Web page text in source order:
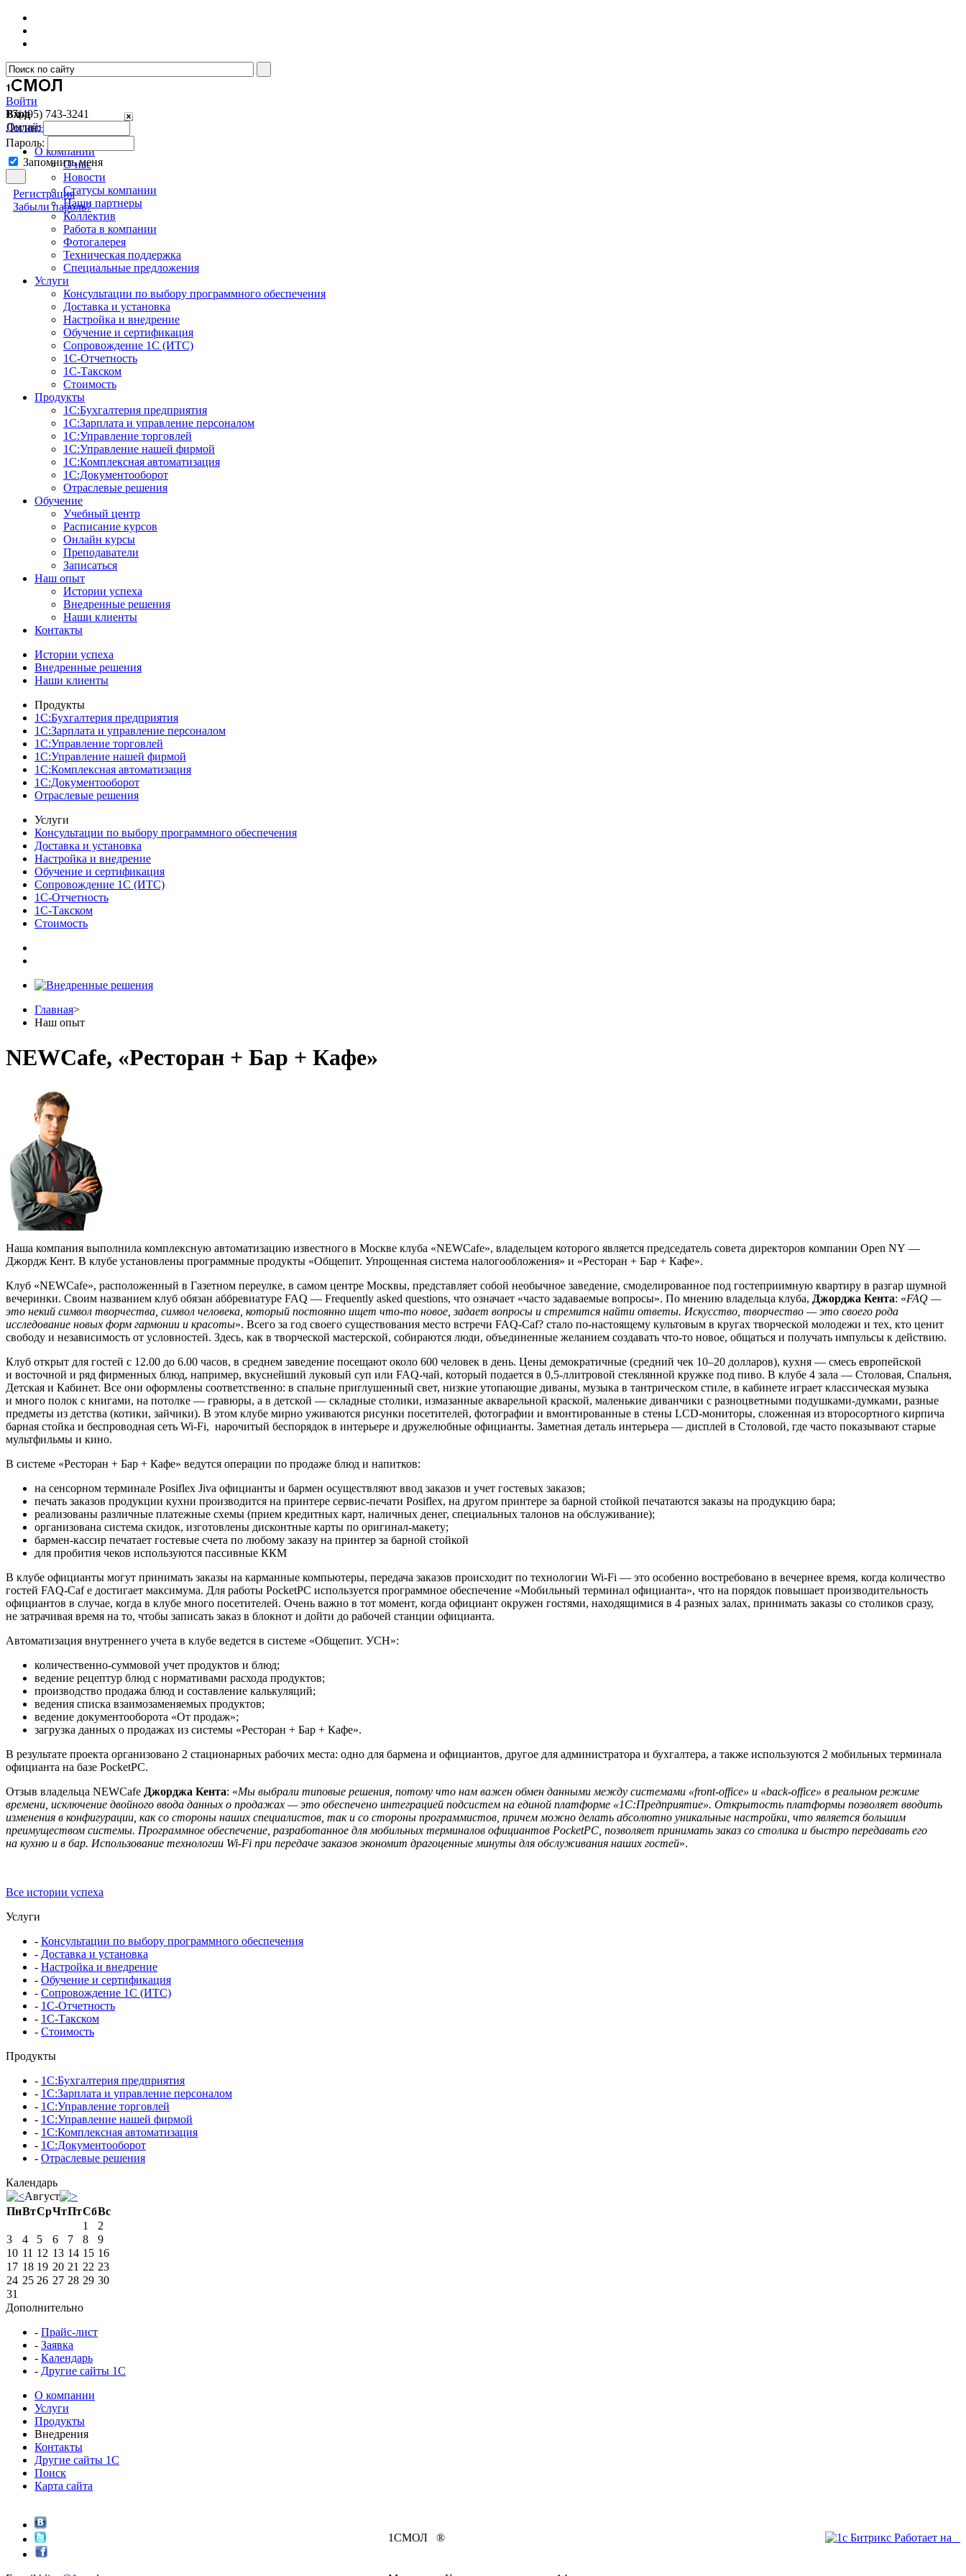
Войти
Вход
Логин:
Пароль:
Запомнить меня
Регистрация
Забыли пароль?
+7(495) 743-3241
Онлайн консультант
О компании
О нас
Новости
Cтатусы компании
Наши партнеры
Коллектив
Работа в компании
Фотогалерея
Техническая поддержка
Специальные предложения
Услуги
Консультации по выбору программного обеспечения
Доставка и установка
Настройка и внедрение
Обучение и сертификация
Сопровождение 1С (ИТС)
1С-Отчетность
1С-Такском
Стоимость
Продукты
1С:Бухгалтерия предприятия
1С:Зарплата и управление персоналом
1С:Управление торговлей
1С:Управление нашей фирмой
1С:Комплексная автоматизация
1С:Документооборот
Отраслевые решения
Обучение
Учебный центр
Расписание курсов
Онлайн курсы
Преподаватели
Записаться
Наш опыт
Истории успеха
Внедренные решения
Наши клиенты
Контакты
Истории успеха
Внедренные решения
Наши клиенты
Продукты
1С:Бухгалтерия предприятия
1С:Зарплата и управление персоналом
1С:Управление торговлей
1С:Управление нашей фирмой
1С:Комплексная автоматизация
1С:Документооборот
Отраслевые решения
Услуги
Консультации по выбору программного обеспечения
Доставка и установка
Настройка и внедрение
Обучение и сертификация
Сопровождение 1С (ИТС)
1С-Отчетность
1С-Такском
Стоимость
Главная>
Наш опыт
NEWCafe, «Ресторан + Бар + Кафе»
Наша компания выполнила комплексную автоматизацию известного в Москве клуба «NEWCafe», владельцем которого является председатель совета директоров компании Open NY —
Джордж Кент. В клубе установлены программные продукты «Общепит. Упрощенная система налогообложения» и «Ресторан + Бар + Кафе».
Клуб «NEWCafe», расположенный в Газетном переулке, в самом центре Москвы, представляет собой необычное заведение, смоделированное под гостеприимную квартиру в разгар шумной
вечеринки. Своим названием клуб обязан аббревиатуре FAQ — Frequently asked questions, что означает «часто задаваемые вопросы». По мнению владельца клуба, Джорджа Кента: «FAQ —
это некий символ творчества, символ человека, который постоянно ищет что-то новое, задает вопросы и стремится найти ответы. Искусство, творчество — это своего рода
исследование новых форм гармонии и красоты». Всего за год своего существования место встречи FAQ-Caf? стало по-настоящему культовым в кругах творческой молодежи и тех, кто ценит
свободу и независимость от условностей. Здесь, как в творческой мастерской, собираются люди, объединенные желанием создавать что-то новое, общаться и получать импульсы к действию.
Клуб открыт для гостей с 12.00 до 6.00 часов, в среднем заведение посещают около 600 человек в день. Цены демократичные (средний чек 10–20 долларов), кухня — смесь европейской
и восточной и ряд фирменных блюд, например, вкуснейший луковый суп или FAQ-чай, который подается в 0,5-ллитровой стеклянной кружке под пиво. В клубе 4 зала — Столовая, Спальня,
Детская и Кабинет. Все они оформлены соответственно: в спальне приглушенный свет, низкие утопающие диваны, музыка в тантрическом стиле, в кабинете играет классическая музыка
и много полок с книгами, на потолке — гравюры, а в детской — складные столики, измазанные акварельной краской, маленькие диванчики с разноцветными подушками-думками, разные
предметы из детства (котики, зайчики). В этом клубе мирно уживаются рисунки посетителей, фотографии и вмонтированные в стены LCD-мониторы, сложенная из второсортного кирпича
барная стойка и беспроводная сеть Wi-Fi, нарочитый беспорядок в интерьере и дружелюбные официанты. Заметная деталь интерьера — дисплей в Столовой, где часто показывают старые
мультфильмы и кино.
В системе «Ресторан + Бар + Кафе» ведутся операции по продаже блюд и напитков:
на сенсорном терминале Posiflex Jiva официанты и бармен осуществляют ввод заказов и учет гостевых заказов;
печать заказов продукции кухни производится на принтере сервис-печати Posiflex, на другом принтере за барной стойкой печатаются заказы на продукцию бара;
реализованы различные платежные схемы (прием кредитных карт, наличных денег, специальных талонов на обслуживание);
организована система скидок, изготовлены дисконтные карты по оригинал-макету;
бармен-кассир печатает гостевые счета по любому заказу на принтер за барной стойкой
для пробития чеков используются пассивные ККМ
В клубе официанты могут принимать заказы на карманные компьютеры, передача заказов происходит по технологии Wi-Fi — это особенно востребовано в вечернее время, когда количество
гостей FAQ-Caf e достигает максимума. Для работы PocketPC используется программное обеспечение «Мобильный терминал официанта», что на порядок повышает производительность
официантов в случае, когда в клубе много посетителей. Очень важно в тот момент, когда официант окружен гостями, находящимися в 4 разных залах, принимать заказы со столиков сразу,
не затрачивая время на то, чтобы записать заказ в блокнот и дойти до рабочей станции официанта.
Автоматизация внутреннего учета в клубе ведется в системе «Общепит. УСН»:
количественно-суммовой учет продуктов и блюд;
ведение рецептур блюд с нормативами расхода продуктов;
производство продажа блюд и составление калькуляций;
ведения списка взаимозаменяемых продуктов;
ведение документооборота «От продаж»;
загрузка данных о продажах из системы «Ресторан + Бар + Кафе».
В результате проекта организовано 2 стационарных рабочих места: одно для бармена и официантов, другое для администратора и бухгалтера, а также используются 2 мобильных терминала
официанта на базе PocketPC.
Отзыв владельца NEWCafe Джорджа Кента: «Мы выбрали типовые решения, потому что нам важен обмен данными между системами «front-office» и «back-office» в реальном режиме
времени, исключение двойного ввода данных о продажах — это обеспечено интеграцией подсистем на единой платформе «1С:Предприятие». Открытость платформы позволяет вводить
изменения в конфигурации, как со стороны наших специалистов, так и со стороны программистов, причем можно делать абсолютно уникальные настройки, что является большим
преимуществом системы. Программное обеспечение, разработанное для мобильных терминалов официантов PocketPC, позволяет принимать заказ со столика и быстро передавать его
на кухню и в бар. Использование технологии Wi-Fi при передаче заказов экономит драгоценные минуты для обслуживания наших гостей».
Все истории успеха
Услуги
- Консультации по выбору программного обеспечения
- Доставка и установка
- Настройка и внедрение
- Обучение и сертификация
- Сопровождение 1С (ИТС)
- 1С-Отчетность
- 1С-Такском
- Стоимость
Продукты
- 1С:Бухгалтерия предприятия
- 1С:Зарплата и управление персоналом
- 1С:Управление торговлей
- 1С:Управление нашей фирмой
- 1С:Комплексная автоматизация
- 1С:Документооборот
- Отраслевые решения
Календарь
Август
ПнВтСрЧтПтСбВс
1
2
3
4 5 6 7 8
9
10 11 12 13 14 15 16
17 18 19 20 21 22 23
24 25 26 27 28 29 30
31
Дополнительно
- Прайс-лист
- Заявка
- Календарь
- Другие сайты 1С
О компании
Услуги
Продукты
Внедрения
Контакты
Другие сайты 1С
Поиск
Карта сайта
1СМОЛ ® Работает на